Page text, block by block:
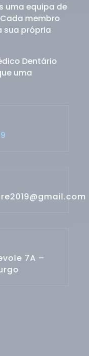
uma equipa de
membro
sua própria
Dentário
uma
7A –